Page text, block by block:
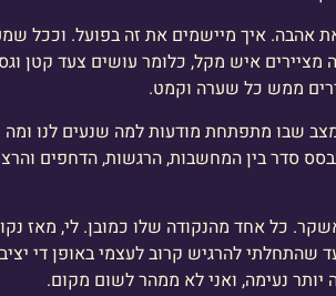
אהבה. איך מיישמים את זה בפועל. וככל
מציירים איש מקל, כלומר עושים צעד קטן
ממש כל שערה וקמט.
שבו מתפתחת מודעות למה שנעים לנו
סדר בין המחשבות, הרגשות, הדחפים
כל אחד מהנקודה שלו כמובן. לי, מאז
לקח 5 שנים עד שהתחלתי להרגיש קרוב לעצמי באופן
יותר נעימה, ואני לא ממהר לשום מקום.